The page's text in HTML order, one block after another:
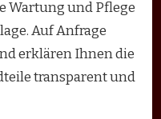
Wartung und Pflege
Auf Anfrage
erklären Ihnen die
transparent und